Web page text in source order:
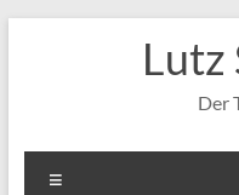
Lutz
Der